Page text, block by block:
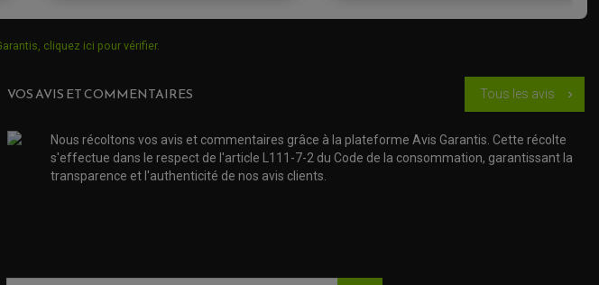
cliquez ici pour vérifier.
VOS AVIS ET COMMENTAIRES Tous les avis chevron_right
Nous récoltons vos avis et commentaires grâce à la plateforme Avis Garantis. Cette récolte
s'effectue dans le respect de l'article L111-7-2 du Code de la consommation, garantissant la
transparence et l'authenticité de nos avis clients.